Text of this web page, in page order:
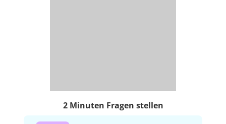
2 Minuten Fragen stellen